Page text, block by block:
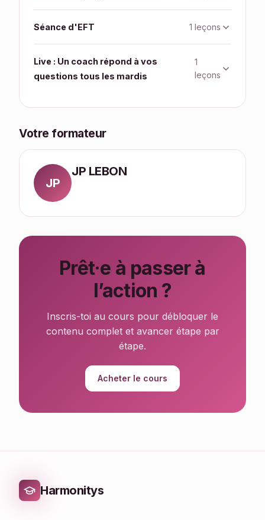
Séance d'EFT 1 leçons
Live : Un coach répond à vos
questions tous les mardis
1
leçons
Votre formateur
JP
JP LEBON
Prêt·e à passer à
l’action ?
Inscris-toi au cours pour débloquer le
contenu complet et avancer étape par
étape.
Acheter le cours
Harmonitys